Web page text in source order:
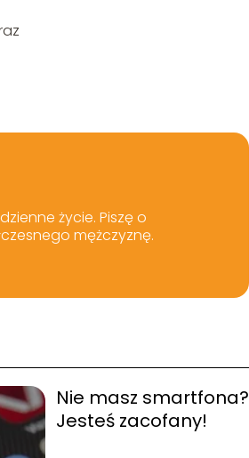
życie. Piszę o
mężczyznę.
Nie masz smartfona?
Jesteś zacofany!